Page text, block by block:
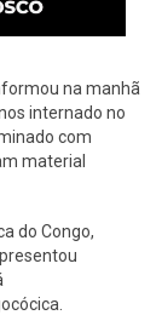
na manhã
internado no
com
material
do Congo,